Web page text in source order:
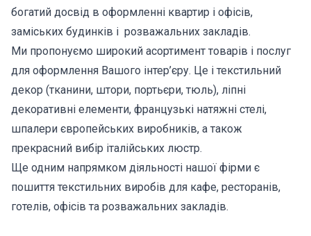
богатий досвід в оформленні квартир і офісів,
заміських будинків і розважальних закладів.
Ми пропонуємо широкий асортимент товарів і послуг
для оформлення Вашого інтер’єру. Це і текстильний
декор (тканини, штори, портьєри, тюль), ліпні
декоративні елементи, французькі натяжні стелі,
шпалери європейських виробників, а також
прекрасний вибір італійських люстр.
Ще одним напрямком діяльності нашої фірми є
пошиття текстильних виробів для кафе, ресторанів,
готелів, офісів та розважальних закладів.